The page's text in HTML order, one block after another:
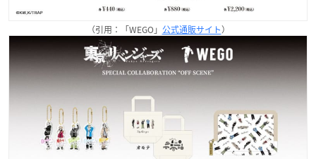
（引用：「WEGO」 公式通販サイト）